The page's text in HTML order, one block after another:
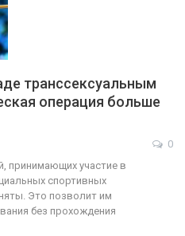
транссексуальным
операция больше
0
принимающих участие в
спортивных
Это позволит им
без прохождения